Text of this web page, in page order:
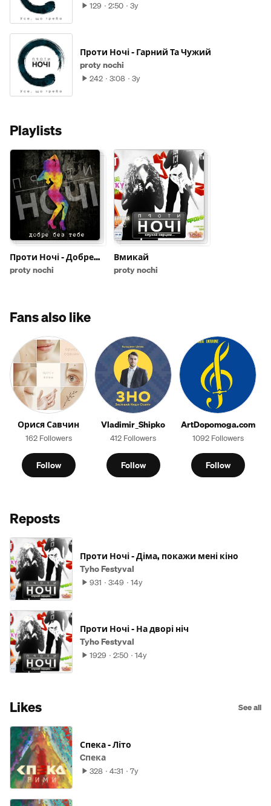
129 2:50 3y
Проти Ночі - Гарний Та Чужий
proty nochi
242 3:08 3y
Playlists
Проти Ночі - Добре
без тебе (EP)(2020)
proty nochi
Вмикай
proty nochi
Fans also like
Орися Савчин
162 Followers
Follow
Vladimir_Shipko
412 Followers
Follow
ArtDopomoga.com
1092 Followers
Follow
Reposts
Проти Ночі - Діма, покажи мені кіно
Tyho Festyval
931 3:49 14y
Проти Ночі - На дворі ніч
Tyho Festyval
1929 2:50 14y
Likes See all
Спека - Літо
Cпека
328 4:31 7y